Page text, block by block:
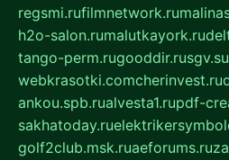
regsmi.rufilmnetwork.ru
h2o-salon.rumalutkayork.ru
tango-perm.rugooddir.rusgv.su
webkrasotki.comcherinvest.ru
ankou.spb.rualvesta1.rupdf-
sakhatoday.ru
golf2club.msk.ruaeforums.ru